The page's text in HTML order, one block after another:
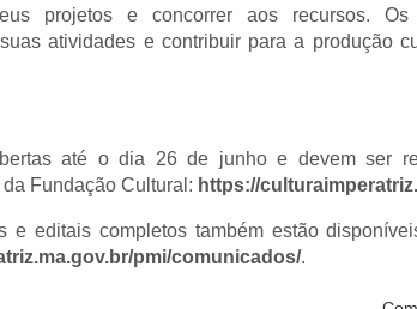
projetos e concorrer aos recursos. Os
atividades e contribuir para a produção
até o dia 26 de junho e devem ser
Fundação Cultural: https://
e editais completos também estão
pmi/comunicados/.